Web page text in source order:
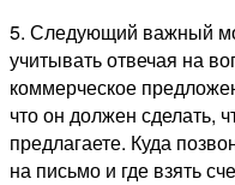
5. Следующий важный
учитывать отвечая на
коммерческое
что он должен сделать,
предлагаете. Куда
на письмо и где взять